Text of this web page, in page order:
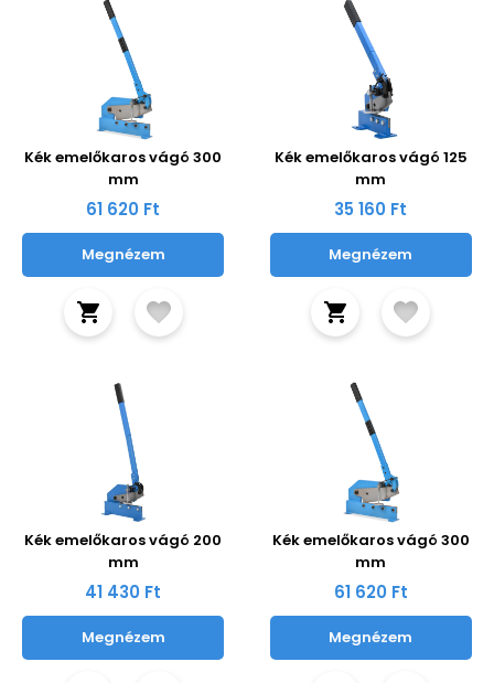
Kék emelőkaros vágó 300
mm
61 620 Ft
Megnézem
Kék emelőkaros vágó 125
mm
35 160 Ft
Megnézem
Kék emelőkaros vágó 200
mm
41 430 Ft
Megnézem
Kék emelőkaros vágó 300
mm
61 620 Ft
Megnézem